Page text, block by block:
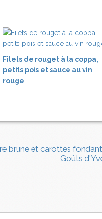
Filets de rouget à la coppa,
petits pois et sauce au vin
rouge
brune et carottes
Goûts